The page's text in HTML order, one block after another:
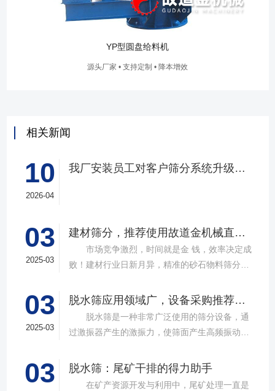
YP型圆盘给料机
源头厂家 • 支持定制 • 降本增效
相关新闻
10
2026-04
我厂安装员工对客户筛分系统升级改造完工，客户很满意，我们也很高兴！
03
2025-03
建材筛分，推荐使用故道金机械直线筛
市场竞争激烈，时间就是金 钱，效率决定成
败！建材行业日新月异，精准的砂石物料筛分工
故道金机械，深耕振动筛分领域三十载，推出多
款高质量直线筛设备，以稳定的筛分质量，强大
的处理能力，提供建材砂石物料筛分解决方
队，产品设计时考虑机械结构、动力学特性和操
作便捷性，其生产的直线筛产品使用时，物料在
03
2025-03
脱水筛应用领域广，设备采购推荐选择实力厂家
脱水筛是一种非常广泛使用的筛分设备，通
过激振器产生的激振力，使筛面产生高频振动，
与液体之间的分离。在多个行业中，脱水筛都发
挥着不可或缺的作用。故道金机械带大家一起了
03 脱水筛：尾矿干排的得力助手
在矿产资源开发与利用中，尾矿处理一直是